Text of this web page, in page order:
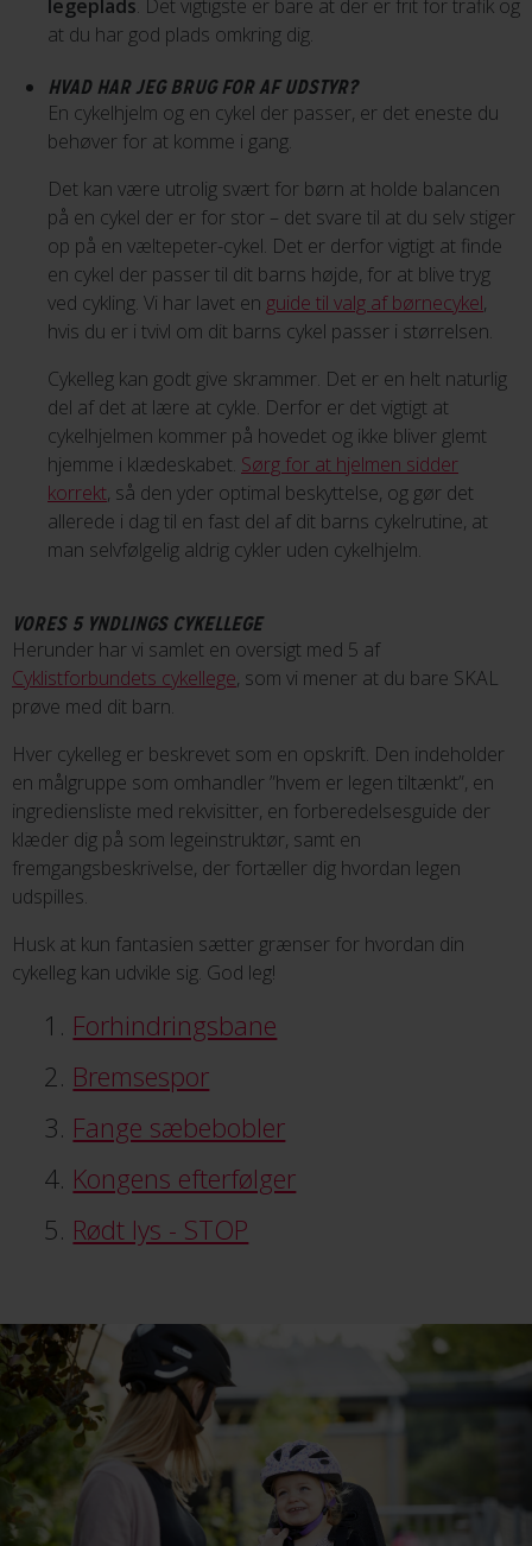
legeplads. Det vigtigste er bare at der er frit for trafik og
at du har god plads omkring dig.
HVAD HAR JEG BRUG FOR AF UDSTYR?
En cykelhjelm og en cykel der passer, er det eneste du
behøver for at komme i gang.
Det kan være utrolig svært for børn at holde balancen
på en cykel der er for stor – det svare til at du selv stiger
op på en væltepeter-cykel. Det er derfor vigtigt at finde
en cykel der passer til dit barns højde, for at blive tryg
ved cykling. Vi har lavet en guide til valg af børnecykel,
hvis du er i tvivl om dit barns cykel passer i størrelsen.
Cykelleg kan godt give skrammer. Det er en helt naturlig
del af det at lære at cykle. Derfor er det vigtigt at
cykelhjelmen kommer på hovedet og ikke bliver glemt
hjemme i klædeskabet. Sørg for at hjelmen sidder
korrekt, så den yder optimal beskyttelse, og gør det
allerede i dag til en fast del af dit barns cykelrutine, at
man selvfølgelig aldrig cykler uden cykelhjelm.
VORES 5 YNDLINGS CYKELLEGE
Herunder har vi samlet en oversigt med 5 af
Cyklistforbundets cykellege, som vi mener at du bare SKAL
prøve med dit barn.
Hver cykelleg er beskrevet som en opskrift. Den indeholder
en målgruppe som omhandler ”hvem er legen tiltænkt”, en
ingrediensliste med rekvisitter, en forberedelsesguide der
klæder dig på som legeinstruktør, samt en
fremgangsbeskrivelse, der fortæller dig hvordan legen
udspilles.
Husk at kun fantasien sætter grænser for hvordan din
cykelleg kan udvikle sig. God leg!
Forhindringsbane
Bremsespor
Fange sæbebobler
Kongens efterfølger
Rødt lys - STOP